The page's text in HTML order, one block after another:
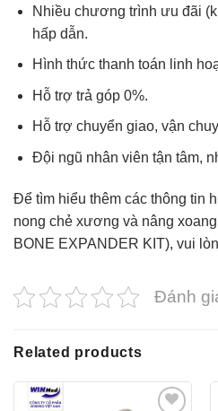
Nhiều chương trình ưu đãi
hấp dẫn.
Hình thức thanh toán linh
Hỗ trợ trả góp 0%.
Hỗ trợ chuyển giao, vận
Đội ngũ nhân viên tận tâm,
Để tìm hiểu thêm các thông tin
nong chẻ xương và nâng
BONE EXPANDER KIT), vui
Đánh
Related products